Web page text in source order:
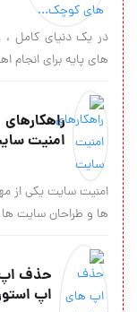
در یک دنیای کامل
های پایه برای انجام
راهکارهای
امنیت
امنیت سایت یکی از
ها و طراحان سایت ها
حذف اپ
اپ